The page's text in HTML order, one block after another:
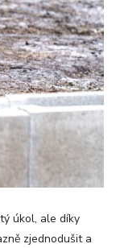
úkol, ale díky
zjednodušit a